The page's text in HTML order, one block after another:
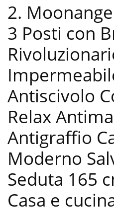
2.
3 Posti con
Antiscivolo
Relax
Antigraffio
Moderno
Seduta 165
Casa e